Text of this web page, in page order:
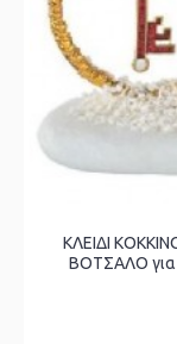
ΚΛΕΙΔΙ
ΒΟΤΣΑΛΟ για